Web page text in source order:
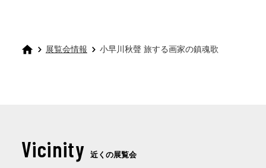
展覧会情報 小早川秋聲 旅する画家の鎮魂歌
Vicinity 近くの展覧会